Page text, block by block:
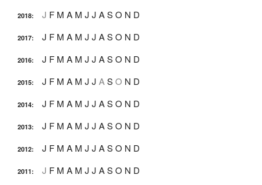
2018: J F M A M J J ASO N D
2017: J F M A M J J ASO N D
2016: J F M A M J J ASO N D
2015: J F M A M J J ASO N D
2014: J F M A M J J ASO N D
2013: J F M A M J J ASO N D
2012: J F M A M J J ASO N D
2011: J F M A M J J ASO N D